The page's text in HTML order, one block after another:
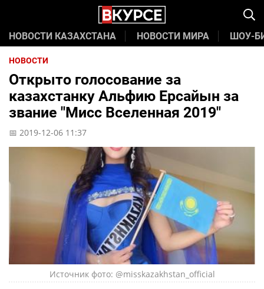
НОВОСТИ КАЗАХСТАНА НОВОСТИ МИРА ШОУ-
НОВОСТИ
Открыто голосование за
казахстанку Альфию Ерсайын за
звание "Мисс Вселенная 2019"
📅 2019-12-06 11:37
Источник фото: @misskazakhstan_official